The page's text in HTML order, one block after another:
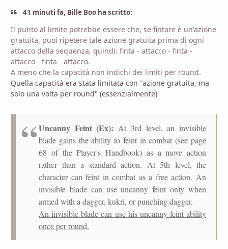
41 minuti fa, Bille Boo ha scritto:
Il punto al limite potrebbe essere che, se fintare è un'azione
gratuita, puoi ripetere tale azione gratuita prima di ogni
attacco della sequenza, quindi: finta - attacco - finta -
attacco - finta - attacco.
A meno che la capacità non indichi dei limiti per round.
Quella capacità era stata limitata con "azione gratuita, ma
solo una volta per round" (essenzialmente)
Uncanny Feint (Ex): At 3rd level, an invisible
blade gains the ability to feint in combat (see page
68 of the Player's Handbook) as a move action
rather than a standard action. At 5th level, the
character can feint in combat as a free action. An
invisible blade can use uncanny feint only when
armed with a dagger, kukri, or punching dagger.
An invisible blade can use his uncanny feint ability
once per round.